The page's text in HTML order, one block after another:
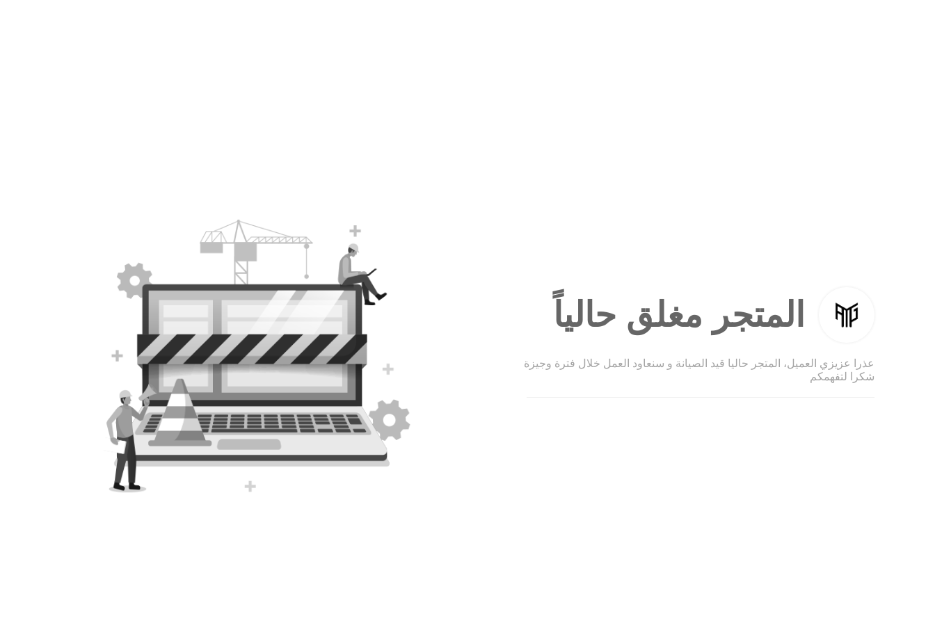
المتجر مغلق حالياً
عذرا عزيزي العميل، المتجر حاليا قيد الصيانة و سنعاود العمل خلال فترة وجيزة
شكرا لتفهمكم